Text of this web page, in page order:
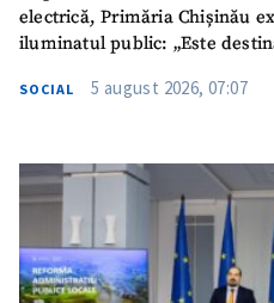
electrică, Primăria Chișinău
iluminatul public: „Este
SOCIAL 5 august 2026, 07:07